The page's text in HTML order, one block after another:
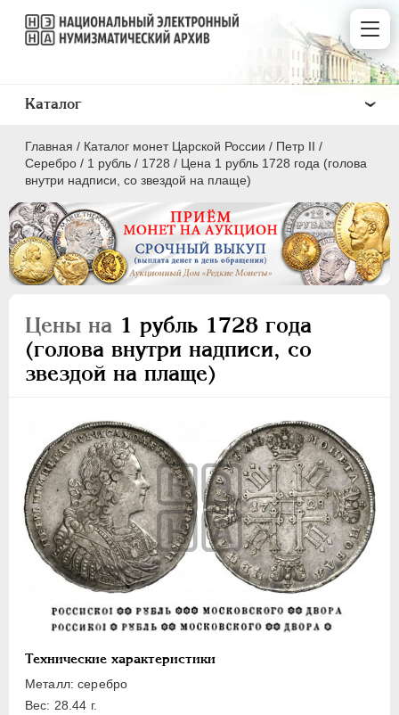
Главная / Каталог монет Царской России / Петр II /
Серебро / 1 рубль / 1728 / Цена 1 рубль 1728 года (голова
внутри надписи, со звездой на плаще)
Цены на 1 рубль 1728 года
(голова внутри надписи, со
звездой на плаще)
Технические характеристики
Металл: серебро
Вес: 28.44 г.
Каталог
ПEТР I 1699 - 1725
ЕКАТЕРИНА I 1725-1727
Золото
Серебро
Полтина
Медь
Пробные
Монетовидные жетоны
АННА ИОАННОВНА 1730-1740
ИОАНН АНТОНОВИЧ
1740-1741
1741-1762
ПЕТР III 1762-1762
ЕКАТЕРИНА II
АЛЕКСАНДР I